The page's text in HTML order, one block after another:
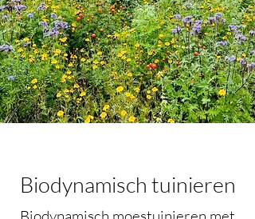
Biodynamisch tuinieren